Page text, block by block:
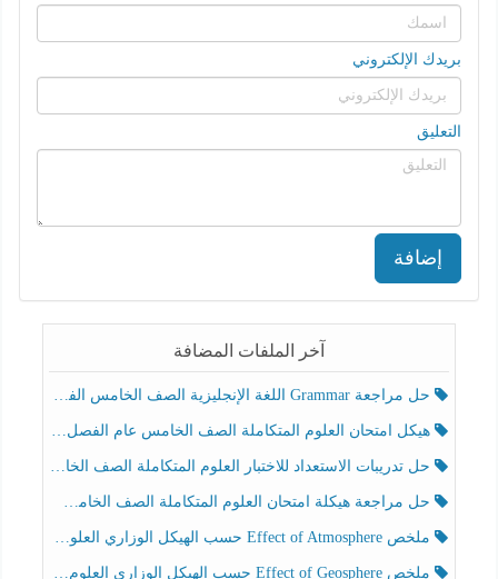
بريدك الإلكتروني
التعليق
إضافة
آخر الملفات المضافة
حل مراجعة Grammar اللغة الإنجليزية الصف الخامس الفصل الثالث
هيكل امتحان العلوم المتكاملة الصف الخامس عام الفصل الدراسي الثالث 2025-2026
حل تدريبات الاستعداد للاختبار العلوم المتكاملة الصف الخامس عام الفصل الثالث
حل مراجعة هيكلة امتحان العلوم المتكاملة الصف الخامس انسبير الفصل الثالث
ملخص Effect of Atmosphere حسب الهيكل الوزاري العلوم المتكاملة الصف الخامس انسبير الفصل الثالث
ملخص Effect of Geosphere حسب الهيكل الوزاري العلوم المتكاملة الصف الخامس انسبير الفصل الثالث